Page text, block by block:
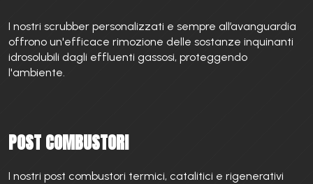
I nostri scrubber personalizzati e sempre all’avanguardia
offrono un'efficace rimozione delle sostanze inquinanti
idrosolubili dagli effluenti gassosi, proteggendo
l'ambiente.
POST COMBUSTORI
I nostri post combustori termici, catalitici e rigenerativi